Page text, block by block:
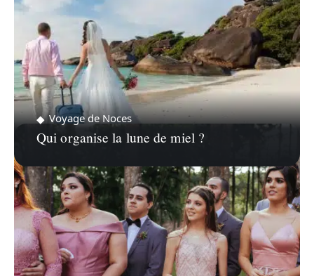
Voyage de Noces
Qui organise la lune de miel ?